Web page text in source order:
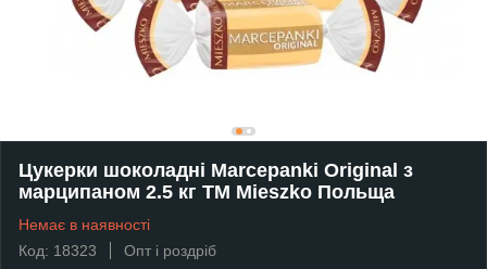
Цукерки шоколадні Marcepanki Original з
марципаном 2.5 кг TM Mieszko Польща
Немає в наявності
Код: 18323
Опт і роздріб